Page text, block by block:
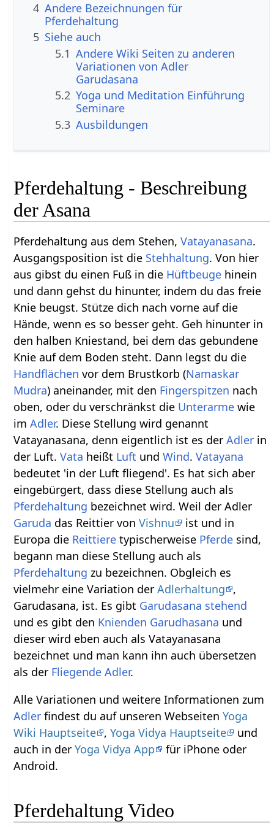
4 Andere Bezeichnungen für
Pferdehaltung
5 Siehe auch
5.1 Andere Wiki Seiten zu anderen
Variationen von Adler
Garudasana
5.2 Yoga und Meditation Einführung
Seminare
5.3 Ausbildungen
Pferdehaltung - Beschreibung
der Asana
Pferdehaltung aus dem Stehen,Vatayanasana.
Ausgangsposition ist die Stehhaltung. Von hier
aus gibst du einen Fuß in die Hüftbeuge hinein
und dann gehst du hinunter, indem du das freie
Knie beugst. Stütze dich nach vorne auf die
Hände, wenn es so besser geht. Geh hinunter in
den halben Kniestand, bei dem das gebundene
Knie auf dem Boden steht. Dann legst du die
Handflächen vor dem Brustkorb (Namaskar
Mudra) aneinander, mit den Fingerspitzen nach
oben, oder du verschränkst die Unterarme wie
imAdler. Diese Stellung wird genannt
Vatayanasana, denn eigentlich ist es derAdler in
der Luft.Vata heißt Luft undWind.Vatayana
bedeutet 'in der Luft fliegend'. Es hat sich aber
eingebürgert, dass diese Stellung auch als
Pferdehaltung bezeichnet wird. Weil der Adler
Garuda das Reittier vonVishnu
ist und in
Europa die Reittiere typischerweise Pferde sind,
begann man diese Stellung auch als
Pferdehaltung zu bezeichnen. Obgleich es
vielmehr eine Variation derAdlerhaltung
,
Garudasana, ist. Es gibt Garudasana stehend
und es gibt den Knienden Garudhasana und
dieser wird eben auch als Vatayanasana
bezeichnet und man kann ihn auch übersetzen
als der Fliegende Adler.
Alle Variationen und weitere Informationen zum
Adler findest du auf unseren WebseitenYoga
Wiki Hauptseite ,Yoga Vidya Hauptseite
und
auch in derYoga Vidya App
für iPhone oder
Android.
Pferdehaltung Video